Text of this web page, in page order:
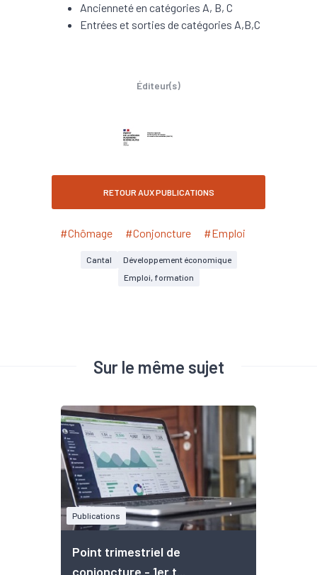
Ancienneté en catégories A, B, C
Entrées et sorties de catégories A,B,C
Éditeur(s)
RETOUR AUX PUBLICATIONS
#Chômage #Conjoncture #Emploi
Cantal
Développement économique
Emploi, formation
Sur le même sujet
Publications
Point trimestriel de
conjoncture - 1er t...